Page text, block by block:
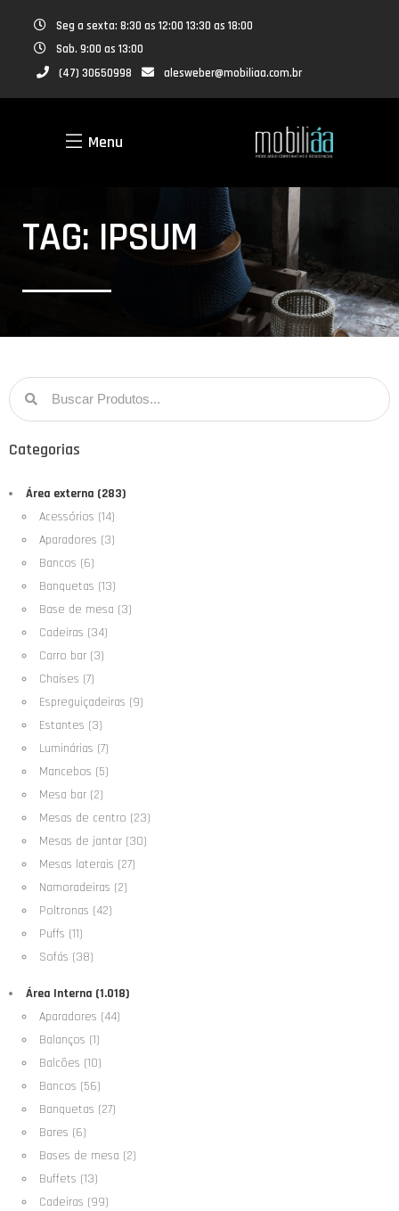
Seg a sexta: 8:30 as 12:00 13:30 as 18:00
Sab. 9:00 as 13:00
(47) 30650998
alesweber@mobiliaa.com.br
Menu
TAG: IPSUM
Categorias
Área externa (283)
Acessórios (14)
Aparadores (3)
Bancos (6)
Banquetas (13)
Base de mesa (3)
Cadeiras (34)
Carro bar (3)
Chaises (7)
Espreguiçadeiras (9)
Estantes (3)
Luminárias (7)
Mancebos (5)
Mesa bar (2)
Mesas de centro (23)
Mesas de jantar (30)
Mesas laterais (27)
Namoradeiras (2)
Poltronas (42)
Puffs (11)
Sofás (38)
Área Interna (1.018)
Aparadores (44)
Balanços (1)
Balcões (10)
Bancos (56)
Banquetas (27)
Bares (6)
Bases de mesa (2)
Buffets (13)
Cadeiras (99)